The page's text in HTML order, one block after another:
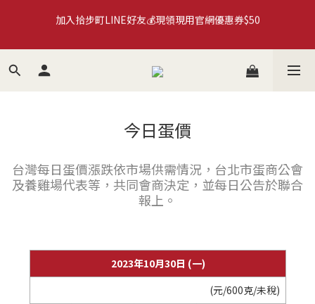
加入拾步町LINE好友💰現領現用官網優惠券$50
來自米其林星級餐廳指定用蛋🌟【拾步町】系列商品🛒超取滿
$590免運
今日蛋價
台灣每日蛋價漲跌依市場供需情況，台北市蛋商公會
及養雞場代表等，共同會商決定，並每日公告於聯合
報上。
2023年10月30日 (一)
(元/600克/未稅)